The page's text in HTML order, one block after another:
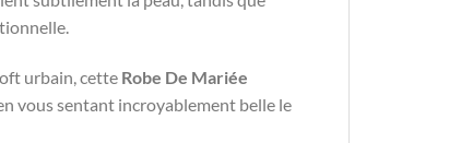
urbain, cette Robe De Mariée
vous sentant incroyablement belle le